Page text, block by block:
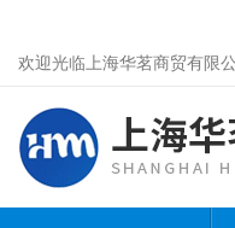
欢迎光临上海华茗商贸有限